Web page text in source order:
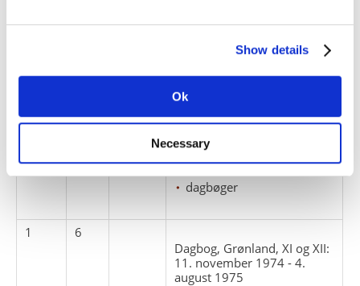
Show details
Ok
Necessary
- 10. november 1974.
arbejdsbeskrivelser
arbejdsforhold
dagbøger
1
6
Dagbog, Grønland, XI og XII:
11. november 1974 - 4.
august 1975